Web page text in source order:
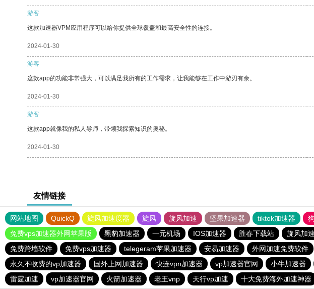
游客
这款加速器VPM应用程序可以给你提供全球覆盖和最高安全性的连接。
2024-01-30
游客
这款app的功能非常强大，可以满足我所有的工作需求，让我能够在工作中游刃有余。
2024-01-30
游客
这款app就像我的私人导师，带领我探索知识的奥秘。
2024-01-30
友情链接
网站地图 QuickQ 旋风加速度器 旋风 旋风加速 坚果加速器 tiktok加速器
免费vps加速器外网苹果版
黑豹加速器 一元机场 IOS加速器 胜春下载站 旋风加
免费跨墙软件
免费vps加速器 telegeram苹果加速器 安易加速器 外网加速免费软件
永久不收费的vp加速器
国外上网加速器 快连vρn加速器 vp加速器官网 小牛加速器
雷霆加速
vp加速器官网 火箭加速器 老王vnp 天行vp加速 十大免费海外加速神器